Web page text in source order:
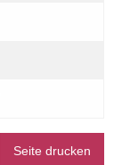
Seite drucken